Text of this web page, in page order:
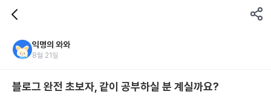
익명의 와와
8월 21일
블로그 완전 초보자, 같이 공부하실 분 계실까요?